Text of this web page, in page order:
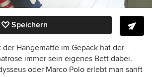
Speichern
der Hängematte im Gepäck hat der
immer sein eigenes Bett dabei.
oder Marco Polo erlebt man sanft